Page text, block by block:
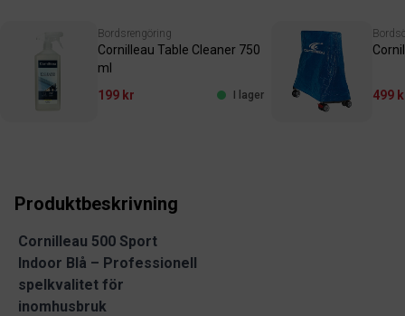
Bordsrengöring
Cornilleau Table Cleaner 750
ml
199 kr
I lager 499
Produktbeskrivning
Cornilleau 500 Sport
Indoor Blå – Professionell
spelkvalitet för
inomhusbruk